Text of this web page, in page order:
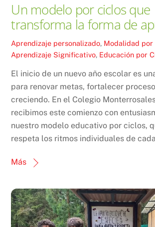
Un modelo por ciclos que
transforma la forma de
Aprendizaje personalizado, Modalidad por
Aprendizaje Significativo, Educación por
El inicio de un nuevo año escolar es
para renovar metas, fortalecer
creciendo. En el Colegio
recibimos este comienzo con
nuestro modelo educativo por ciclos,
respeta los ritmos individuales de
Más